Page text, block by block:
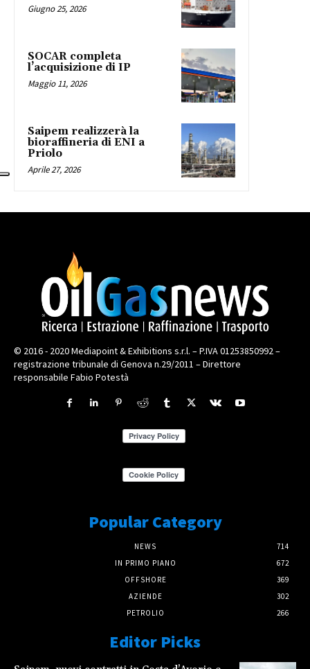
Giugno 25, 2026
SOCAR completa
l’acquisizione di IP
Maggio 11, 2026
Saipem realizzerà la
bioraffineria di ENI a
Priolo
Aprile 27, 2026
© 2016 - 2020 Mediapoint & Exhibitions s.r.l. – P.IVA 01253850992 –
registrazione tribunale di Genova n.29/2011 – Direttore
responsabile Fabio Potestà
Popular Category
NEWS
714
IN PRIMO PIANO
672
OFFSHORE
369
AZIENDE
302
PETROLIO
266
Editor Picks